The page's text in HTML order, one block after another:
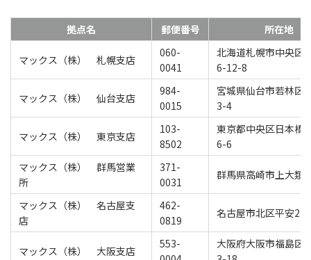
拠点名 郵便番号 所在地
マックス（株） 札幌支店
060-
0041
北海道札幌市中央区
6-12-8
マックス（株） 仙台支店
984-
0015
宮城県仙台市若林区
3-4
マックス（株） 東京支店
103-
8502
東京都中央区日本橋
6-6
マックス（株） 群馬営業
所
371-
0031
群馬県高崎市上大類
マックス（株） 名古屋支
店
462-
0819
名古屋市北区平安2-
マックス（株） 大阪支店
553-
大阪府大阪市福島区